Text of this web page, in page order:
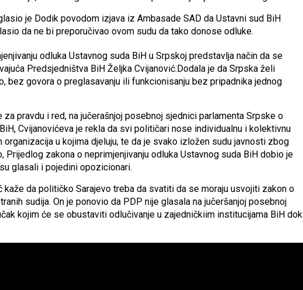
je Dodik povodom izjava iz Ambasade SAD da Ustavni sud BiH
da ne bi preporučivao ovom sudu da tako donose odluke.
odluka Ustavnog suda BiH u Srpskoj predstavlja način da se
Predsjedništva BiH Željka Cvijanović.Dodala je da Srpska želi
bez govora o preglasavanju ili funkcionisanju bez pripadnika jednog
pravdu i red, na jučerašnjoj posebnoj sjednici parlamenta Srpske o
Cvijanovićeva je rekla da svi političari nose individualnu i kolektivnu
u kojima djeluju, te da je svako izložen sudu javnosti zbog
Prijedlog zakona o neprimjenjivanju odluka Ustavnog suda BiH dobio je
glasali i pojedini opozicionari.
da političko Sarajevo treba da svatiti da se moraju usvojiti zakon o
sudija. On je ponovio da PDP nije glasala na jučeršanjoj posebnoj
kojim će se obustaviti odlučivanje u zajedničkiim institucijama BiH dok